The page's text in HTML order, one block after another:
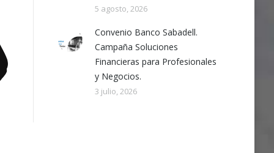
5 agosto, 2026
Convenio Banco Sabadell.
Campaña Soluciones
Financieras para Profesionales
y Negocios.
3 julio, 2026